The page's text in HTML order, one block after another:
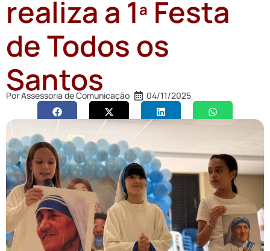
realiza a 1ª Festa
de Todos os
Santos
PorAssessoria de Comunicação 04/11/2025